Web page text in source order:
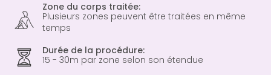
Zone du corps traitée:
Plusieurs zones peuvent être traitées en même
temps
Durée de la procédure:
15 - 30m par zone selon son étendue